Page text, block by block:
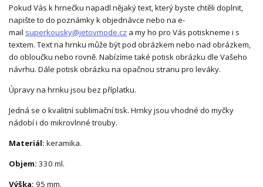
Pokud Vás k hrnečku napadl nějaký text, který byste chtěli doplnit,
napište to do poznámky k objednávce nebo na e-
mail superkousky@jetovmode.cz a my ho pro Vás potiskneme i s
textem. Text na hrnku může být pod obrázkem nebo nad obrázkem,
do obloučku nebo rovně. Nabízíme také potisk obrázku dle Vašeho
návrhu. Dále potisk obrázku na opačnou stranu pro leváky.
Úpravy na hrnku jsou bez příplatku.
Jedná se o kvalitní sublimační tisk. Hrnky jsou vhodné do myčky
nádobí i do mikrovlnné trouby.
Materiál: keramika.
Objem: 330 ml.
Výška: 95 mm.